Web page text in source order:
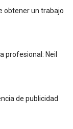
obtener un trabajo
profesional: Neil
de publicidad